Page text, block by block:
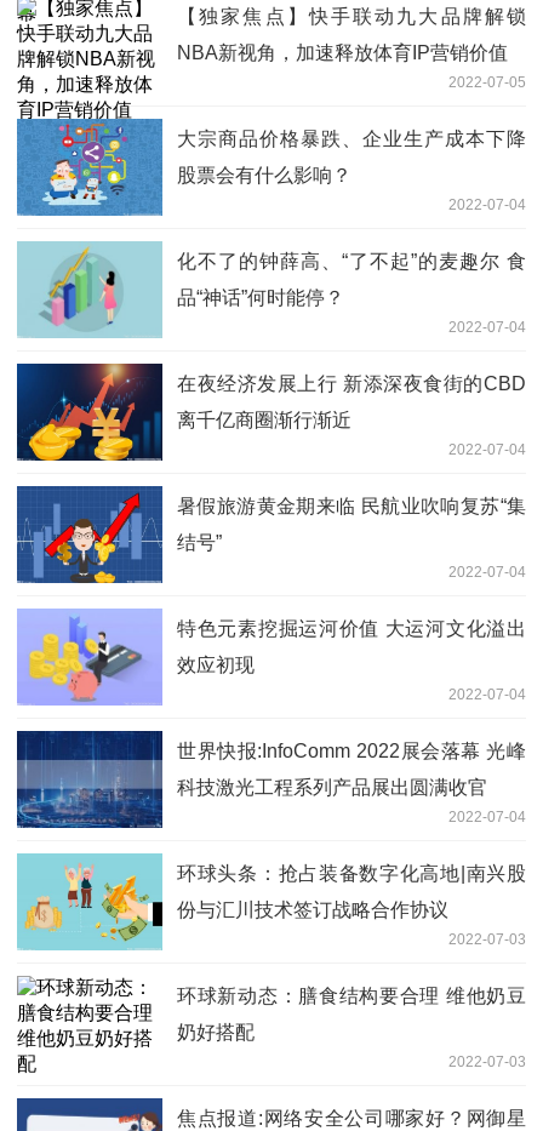
【独家焦点】快手联动九大品牌解锁
NBA新视角，加速释放体育IP营销价值
2022-07-05
大宗商品价格暴跌、企业生产成本下降
股票会有什么影响？
2022-07-04
化不了的钟薛高、“了不起”的麦趣尔 食
品“神话”何时能停？
2022-07-04
在夜经济发展上行 新添深夜食街的CBD
离千亿商圈渐行渐近
2022-07-04
暑假旅游黄金期来临 民航业吹响复苏“集
结号”
2022-07-04
特色元素挖掘运河价值 大运河文化溢出
效应初现
2022-07-04
世界快报:InfoComm 2022展会落幕 光峰
科技激光工程系列产品展出圆满收官
2022-07-04
环球头条：抢占装备数字化高地|南兴股
份与汇川技术签订战略合作协议
2022-07-03
环球新动态：膳食结构要合理 维他奶豆
奶好搭配
2022-07-03
焦点报道:网络安全公司哪家好？网御星